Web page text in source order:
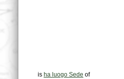
is ha luogo Sede of